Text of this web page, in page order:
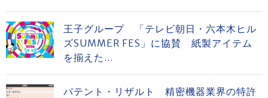
王子グループ 「テレビ朝日・六本木ヒル
ズSUMMER FES」に協賛 紙製アイテム
を揃えた...
パテント・リザルト 精密機器業界の特許